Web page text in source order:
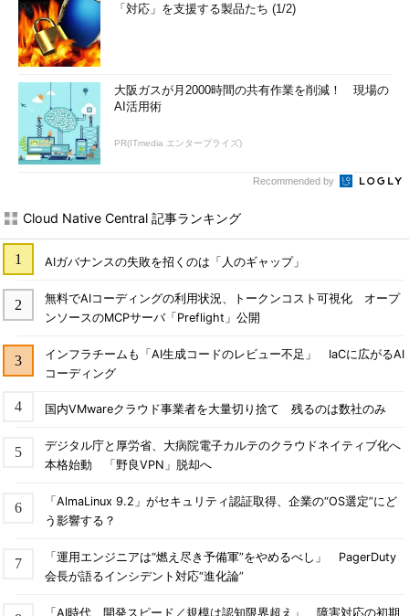
「対応」を支援する製品たち (1/2)
大阪ガスが月2000時間の共有作業を削減！ 現場の
AI活用術
PR(ITmedia エンタープライズ)
Recommended by
Cloud Native Central 記事ランキング
AIガバナンスの失敗を招くのは「人のギャップ」
無料でAIコーディングの利用状況、トークンコスト可視化 オープ
ンソースのMCPサーバ「Preflight」公開
インフラチームも「AI生成コードのレビュー不足」 IaCに広がるAI
コーディング
国内VMwareクラウド事業者を大量切り捨て 残るのは数社のみ
デジタル庁と厚労省、大病院電子カルテのクラウドネイティブ化へ
本格始動 「野良VPN」脱却へ
「AlmaLinux 9.2」がセキュリティ認証取得、企業の“OS選定”にど
う影響する？
「運用エンジニアは“燃え尽き予備軍”をやめるべし」 PagerDuty
会長が語るインシデント対応“進化論”
「AI時代、開発スピード／規模は認知限界超え」 障害対応の初期